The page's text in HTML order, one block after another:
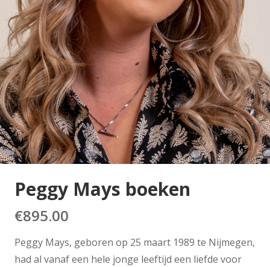
Peggy Mays boeken
€895.00
Peggy Mays, geboren op 25 maart 1989 te Nijmegen,
had al vanaf een hele jonge leeftijd een liefde voor